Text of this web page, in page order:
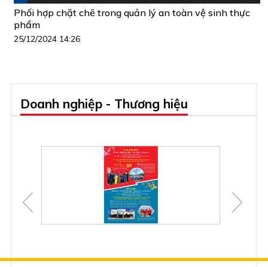
Phối hợp chặt chẽ trong quản lý an toàn vệ sinh thực
phẩm
25/12/2024 14:26
Doanh nghiệp - Thương hiệu